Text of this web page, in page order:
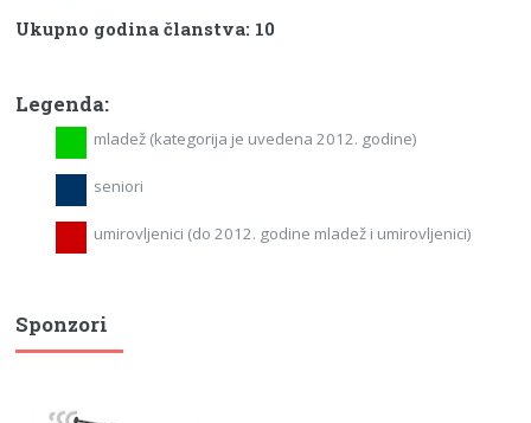
Ukupno godina članstva: 10
Legenda:
mladež (kategorija je uvedena 2012. godine)
seniori
umirovljenici (do 2012. godine mladež i umirovljenici)
Sponzori